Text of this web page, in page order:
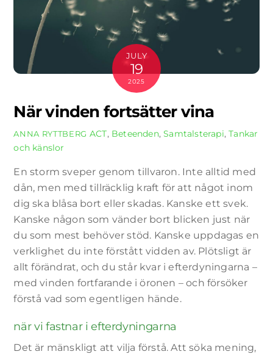
JULY
19
2025
När vinden fortsätter vina
ANNA RYTTBERG ACT, Beteenden,Samtalsterapi,Tankar
och känslor
En storm sveper genom tillvaron. Inte alltid med
dån, men med tillräcklig kraft för att något inom
dig ska blåsa bort eller skadas. Kanske ett svek.
Kanske någon som vänder bort blicken just när
du som mest behöver stöd. Kanske uppdagas en
verklighet du inte förstått vidden av. Plötsligt är
allt förändrat, och du står kvar i efterdyningarna –
med vinden fortfarande i öronen – och försöker
förstå vad som egentligen hände.
när vi fastnar i efterdyningarna
Det är mänskligt att vilja förstå. Att söka mening,